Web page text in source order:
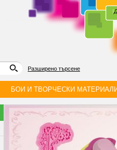
|
Разширено търсене
БОИ И ТВОРЧЕСКИ